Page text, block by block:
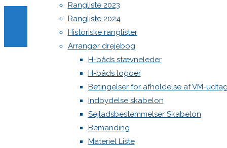
Rangliste 2023
Rangliste 2024
Historiske ranglister
Arrangør drejebog
H-båds stævneleder
H-båds logoer
Betingelser for afholdelse af VM-
Indbydelse skabelon
Sejladsbestemmelser Skabelon
Bemanding
Materiel Liste
Skriv
mailadresse
Back
to